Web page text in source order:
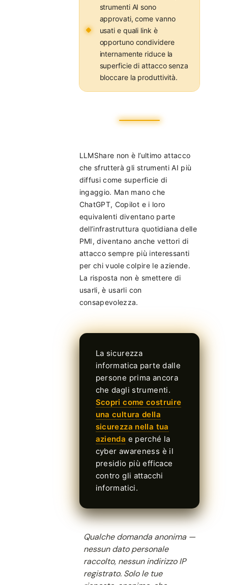
strumenti AI sono
approvati, come vanno
usati e quali link è
opportuno condividere
internamente riduce la
superficie di attacco senza
bloccare la produttività.
LLMShare non è l’ultimo attacco
che sfrutterà gli strumenti AI più
diffusi come superficie di
ingaggio. Man mano che
ChatGPT, Copilot e i loro
equivalenti diventano parte
dell’infrastruttura quotidiana delle
PMI, diventano anche vettori di
attacco sempre più interessanti
per chi vuole colpire le aziende.
La risposta non è smettere di
usarli, è usarli con
consapevolezza.
La sicurezza
informatica parte dalle
persone prima ancora
che dagli strumenti.
Scopri come costruire
una cultura della
sicurezza nella tua
azienda e perché la
cyber awareness è il
presidio più efficace
contro gli attacchi
informatici.